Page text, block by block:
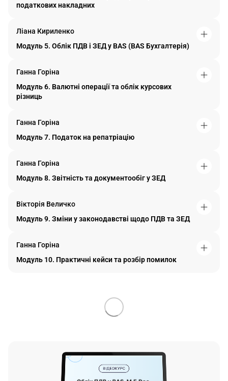
податкових накладних
Ліана Кириленко
Модуль 5. Облік ПДВ і ЗЕД у BAS (BAS Бухгалтерія)
Ганна Горіна
Модуль 6. Валютні операції та облік курсових
різниць
Ганна Горіна
Модуль 7. Податок на репатріацію
Ганна Горіна
Модуль 8. Звітність та документообіг у ЗЕД
Вікторія Величко
Модуль 9. Зміни у законодавстві щодо ПДВ та ЗЕД
Ганна Горіна
Модуль 10. Практичні кейси та розбір помилок